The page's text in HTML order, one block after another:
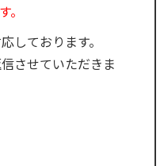
しております。
させていただきま